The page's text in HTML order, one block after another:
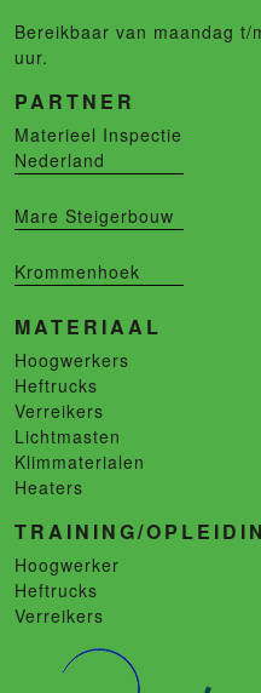
MATERIAAL
Hoogwerkers
Heftrucks
Verreikers
Lichtmasten
Klimmaterialen
Heaters
Bereikbaar van maandag
uur.
PARTNER
Materieel Inspectie
Nederland
Mare Steigerbouw
Krommenhoek
TRAINING/
Hoogwerker
Heftrucks
Verreikers